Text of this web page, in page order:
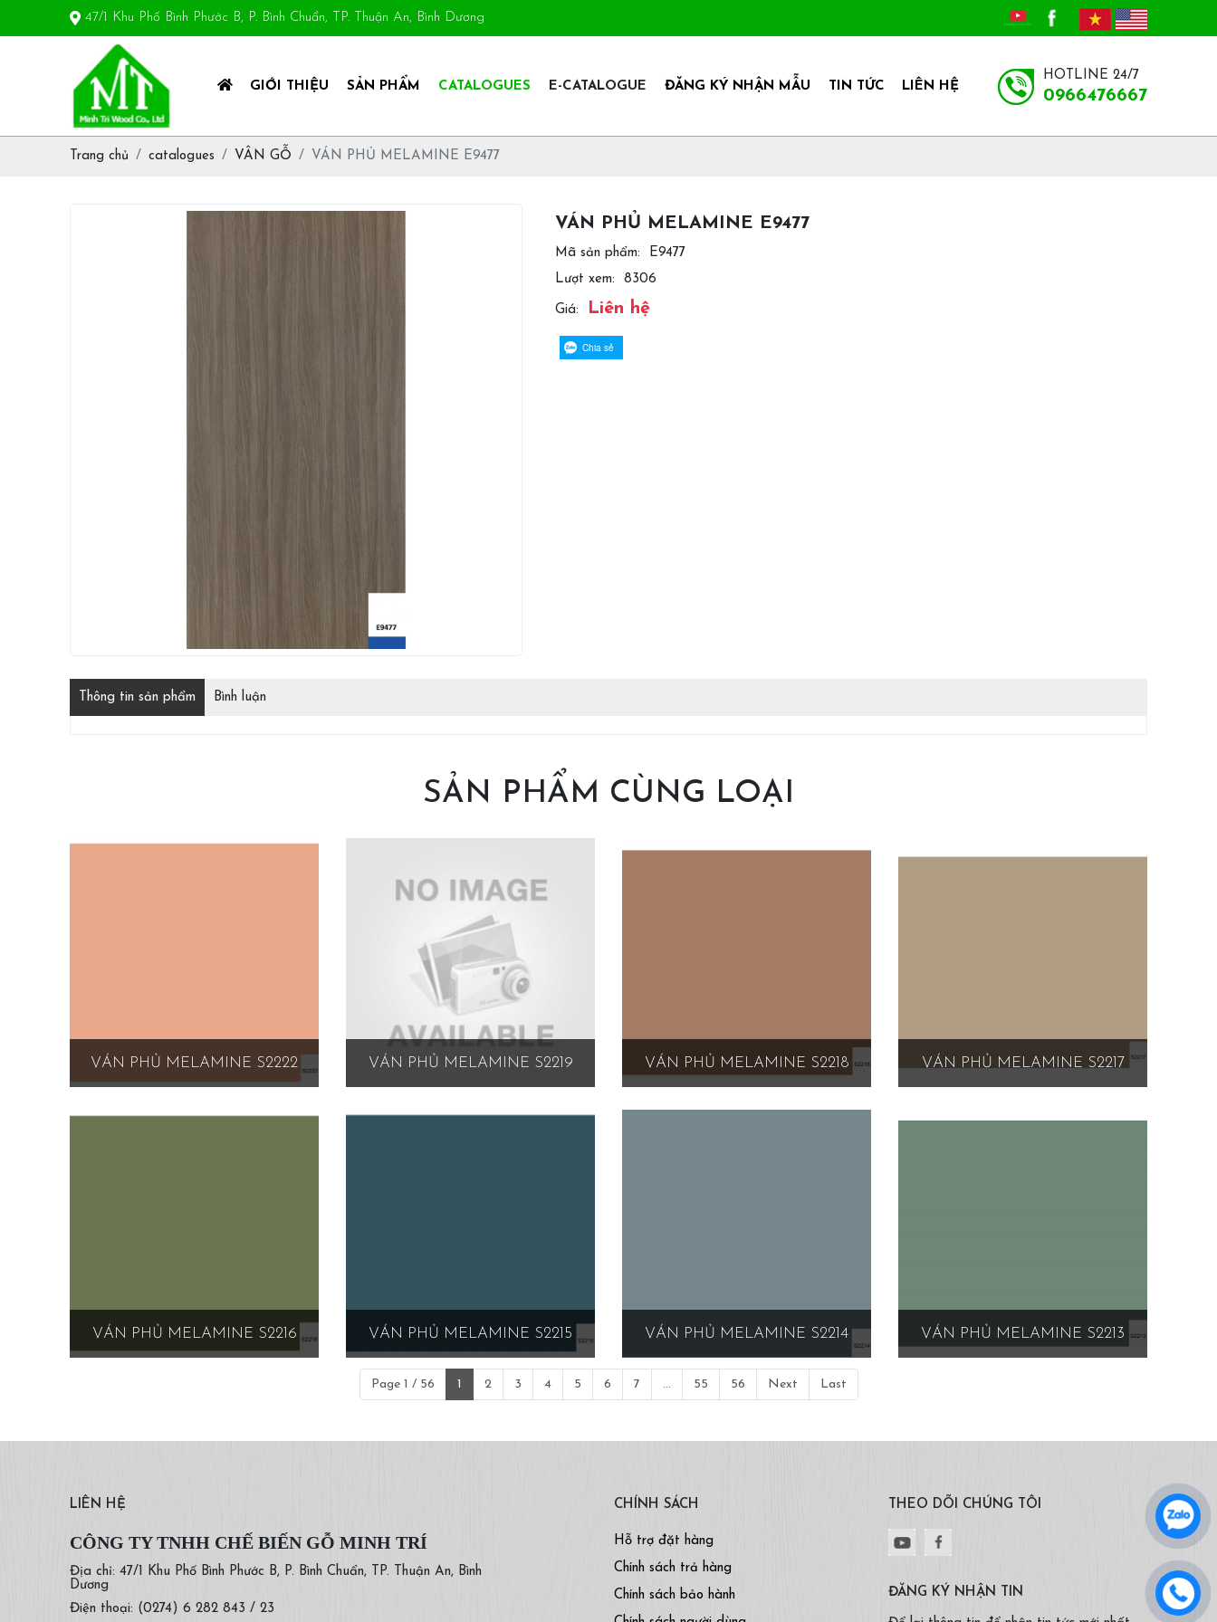
47/1 Khu Phố Bình Phước B, P. Bình Chuẩn, TP. Thuận An, Bình Dương
GIỚI THIỆU SẢN PHẨM CATALOGUES E-CATALOGUE ĐĂNG KÝ NHẬN MẪU TIN TỨC LIÊN HỆ
HOTLINE 24/7
0966476667
Trang chủ catalogues VÂN GỖ VÁN PHỦ MELAMINE E9477
VÁN PHỦ MELAMINE E9477
Mã sản phẩm:
E9477
Lượt xem:
8306
Giá: Liên hệ
Chia sẻ
Thông tin sản phẩm Bình luận
SẢN PHẨM CÙNG LOẠI
VÁN PHỦ MELAMINE S2222 VÁN PHỦ MELAMINE S2219 VÁN PHỦ MELAMINE S2218 VÁN PHỦ MELAMINE S2217
VÁN PHỦ MELAMINE S2216 VÁN PHỦ MELAMINE S2215 VÁN PHỦ MELAMINE S2214 VÁN PHỦ MELAMINE S2213
Page 1 / 56 1 2 3 4 5 6 7 ... 55 56 Next Last
LIÊN HỆ
CÔNG TY TNHH CHẾ BIẾN GỖ MINH TRÍ
Địa chỉ: 47/1 Khu Phố Bình Phước B, P. Bình Chuẩn, TP. Thuận An, Bình
Dương
Điện thoại: (0274) 6 282 843 / 23
CHÍNH SÁCH
Hỗ trợ đặt hàng
Chính sách trả hàng
Chính sách bảo hành
THEO DÕI CHÚNG TÔI
ĐĂNG KÝ NHẬN TIN